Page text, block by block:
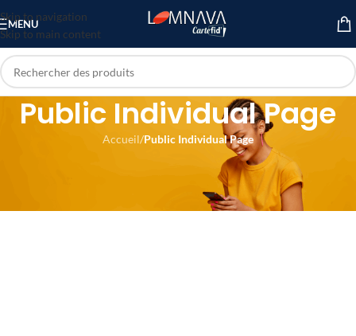
Skip to navigation
Skip to main content
MENU
Public Individual Page
Accueil/Public Individual Page